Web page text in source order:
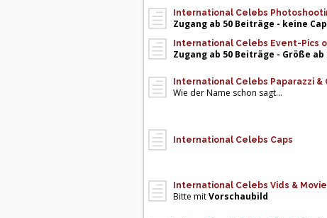
International Celebs
Zugang ab 50 Beiträge - keine
International Celebs Event-Pics
Zugang ab 50 Beiträge - Größe ab
International Celebs Paparazzi &
Wie der Name schon sagt...
International Celebs Caps
International Celebs Vids &
Bitte mitVorschaubild